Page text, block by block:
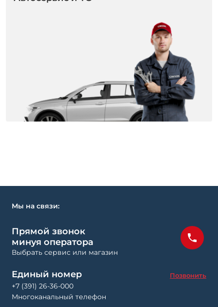
Мы на связи:
Прямой звонок
минуя оператора
Выбрать сервис или магазин
Единый номер Позвонить
+7 (391) 26-36-000
Многоканальный телефон